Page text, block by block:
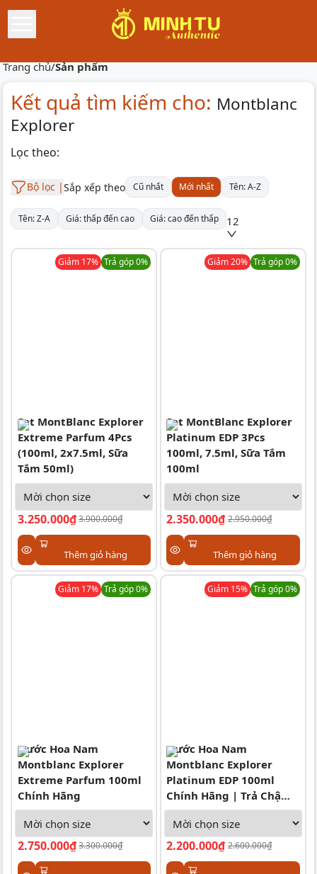
Trang chủ/Sản phẩm
Kết quả tìm kiếm cho: Montblanc
Explorer
Lọc theo:
Bộ lọc |Sắp xếp theo Cũ nhất Mới nhất Tên: A-Z
Tên: Z-A Giá: thấp đến cao Giá: cao đến thấp 12
Giảm 17% Trả góp 0%
Set MontBlanc Explorer
Extreme Parfum 4Pcs
(100ml, 2x7.5ml, Sữa
Tắm 50ml)
3.250.000₫ 3.900.000₫
Thêm giỏ hàng
Giảm20% Trả góp 0%
Set MontBlanc Explorer
Platinum EDP 3Pcs
100ml, 7.5ml, Sữa Tắm
100ml
2.350.000₫ 2.950.000₫
Thêm giỏ hàng
Giảm 17% Trả góp 0%
Nước Hoa Nam
Montblanc Explorer
Extreme Parfum 100ml
Chính Hãng
2.750.000₫ 3.300.000₫
Giảm 15% Trả góp 0%
Nước Hoa Nam
Montblanc Explorer
Platinum EDP 100ml
Chính Hãng | Trả Chậm
0%
2.200.000₫ 2.600.000₫